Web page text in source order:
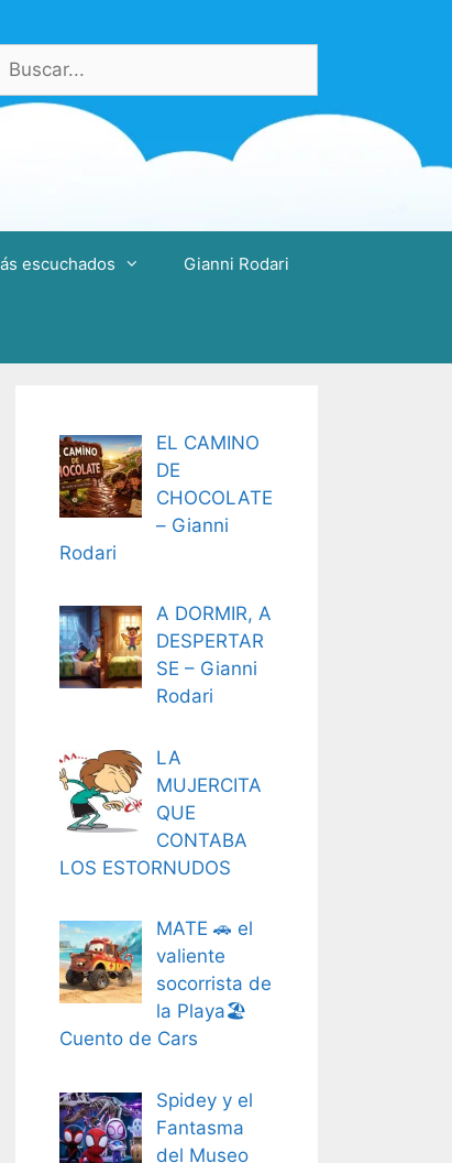
Buscar:
escuchados Gianni Rodari
EL CAMINO
DE
CHOCOLATE
– Gianni
Rodari
A DORMIR, A
DESPERTAR
SE – Gianni
Rodari
LA
MUJERCITA
QUE
CONTABA
LOS ESTORNUDOS
MATE 🚗 el
valiente
socorrista de
la Playa🏖️
Cuento de Cars
Spidey y el
Fantasma
del Museo